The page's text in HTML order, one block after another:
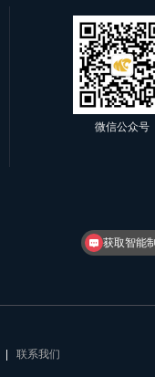
微信公众号
联系我们